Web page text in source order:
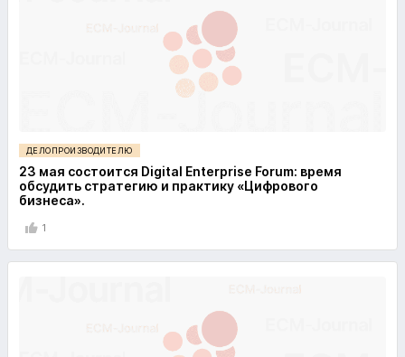
ДЕЛОПРОИЗВОДИТЕЛЮ
23 мая состоится Digital Enterprise Forum: время
обсудить стратегию и практику «Цифрового
бизнеса».
1